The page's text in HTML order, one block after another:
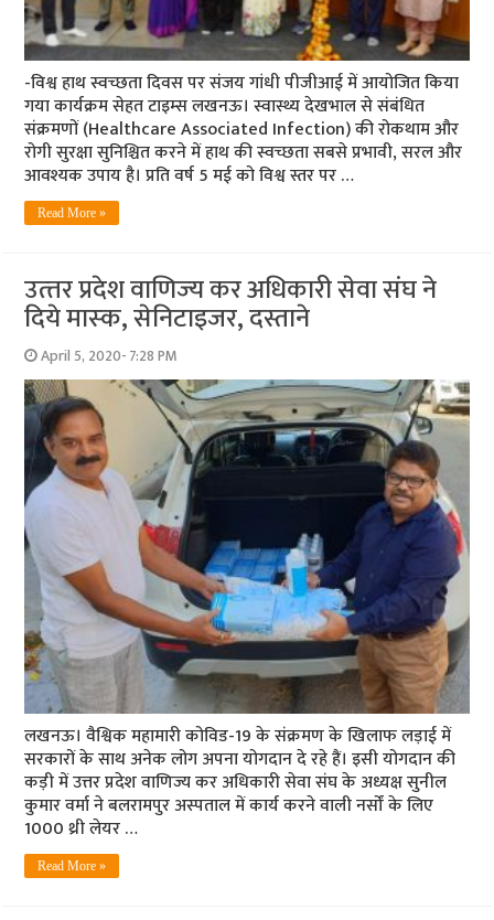
-विश्व हाथ स्वच्छता दिवस पर संजय गांधी पीजीआई में आयोजित किया
गया कार्यक्रम सेहत टाइम्स लखनऊ। स्वास्थ्य देखभाल से संबंधित
संक्रमणों (Healthcare Associated Infection) की रोकथाम और
रोगी सुरक्षा सुनिश्चित करने में हाथ की स्वच्छता सबसे प्रभावी, सरल और
आवश्यक उपाय है। प्रति वर्ष 5 मई को विश्व स्तर पर …
Read More »
उत्‍तर प्रदेश वाणिज्‍य कर अधिकारी सेवा संघ ने
दिये मास्‍क, सेनिटाइजर, दस्ताने
April 5, 2020- 7:28 PM
लखनऊ। वैश्विक महामारी कोविड-19 के संक्रमण के खिलाफ लड़ाई में
सरकारों के साथ अनेक लोग अपना योगदान दे रहे हैं। इसी योगदान की
कड़ी में उत्तर प्रदेश वाणिज्य कर अधिकारी सेवा संघ के अध्यक्ष सुनील
कुमार वर्मा ने बलरामपुर अस्‍पताल में कार्य करने वाली नर्सों के लिए
1000 थ्री लेयर …
Read More »